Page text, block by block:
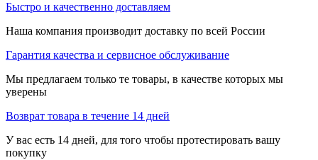
Быстро и качественно доставляем
Наша компания производит доставку по всей России
Гарантия качества и сервисное обслуживание
Мы предлагаем только те товары, в качестве которых мы
уверены
Возврат товара в течение 14 дней
У вас есть 14 дней, для того чтобы протестировать вашу
покупку